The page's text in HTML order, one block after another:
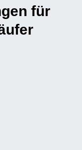
für